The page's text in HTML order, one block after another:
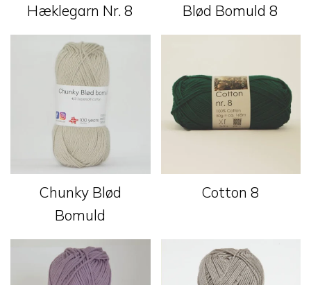
Hæklegarn Nr. 8 Blød Bomuld 8
Chunky Blød
Bomuld
Cotton 8